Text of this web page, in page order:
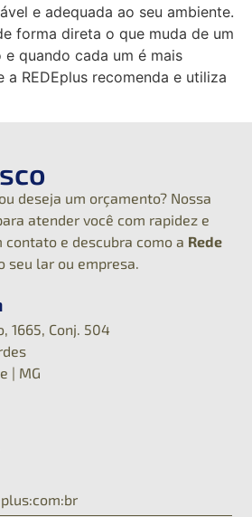
e adequada ao seu ambiente.
forma direta o que muda de um
quando cada um é mais
REDEplus recomenda e utiliza
deseja um orçamento? Nossa
atender você com rapidez e
contato e descubra como a Rede
seu lar ou empresa.
1665, Conj. 504
| MG